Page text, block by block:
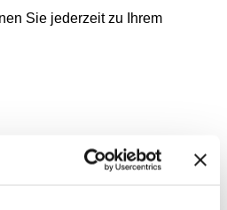
Sie jederzeit zu Ihrem